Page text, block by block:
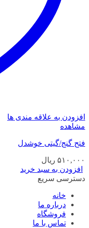
افزودن به علاقه مندی ها
مشاهده
فتح گنج/گیتی خوشدل
۵۱۰,۰۰۰ ریال
افزودن به سبد خرید
دسترسی سریع
خانه
درباره ما
فروشگاه
تماس با ما